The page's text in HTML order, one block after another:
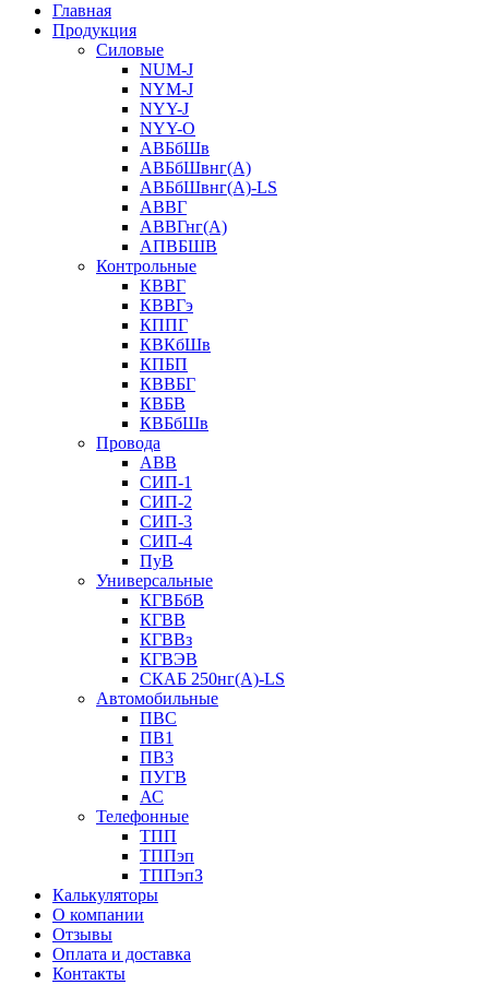
Главная
Продукция
Силовые
NUM-J
NYM-J
NYY-J
NYY-O
АВБбШв
АВБбШвнг(А)
АВБбШвнг(А)-LS
АВВГ
АВВГнг(А)
АПВБШВ
Контрольные
КВВГ
КВВГэ
КППГ
КВКбШв
КПБП
КВВБГ
КВБВ
КВБбШв
Провода
АВВ
СИП-1
СИП-2
СИП-3
СИП-4
ПуВ
Универсальные
КГВБбВ
КГВВ
КГВВз
КГВЭВ
СКАБ 250нг(А)-LS
Автомобильные
ПВС
ПВ1
ПВ3
ПУГВ
АС
Телефонные
ТПП
ТППэп
ТППэпЗ
Калькуляторы
О компании
Отзывы
Оплата и доставка
Контакты